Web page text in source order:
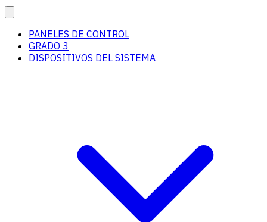
PANELES DE CONTROL
GRADO 3
DISPOSITIVOS DEL SISTEMA